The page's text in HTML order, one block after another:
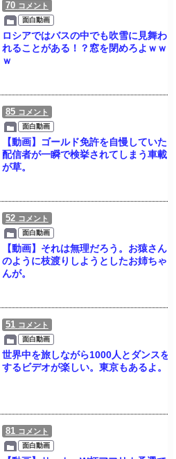
70 コメント
面白動画
ロシアではバスの中でも吹雪に見舞わ
れることがある！？窓を閉めろよｗｗ
ｗ
85 コメント
面白動画
【動画】ゴールド免許を自慢していた
配信者が一瞬で検挙されてしまう車載
が草。
52 コメント
面白動画
【動画】それは無理だろう。お猿さん
のように枝渡りしようとしたお姉ちゃ
んが。
51 コメント
面白動画
世界中を旅しながら1000人とダンスを
するビデオが楽しい。東京もあるよ。
81 コメント
面白動画